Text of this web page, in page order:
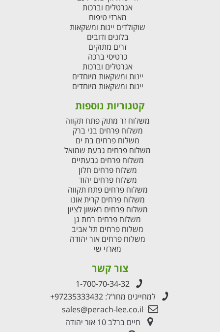
אגרטלים וברכות
מארזי טיפוח
שוקולדים יינות ומשקאות
בלונים ודובים
זרים מתוקים
כרטיסי ברכה
אגרטלים וברכות
יינות ומשקאות מיוחדים
יינות ומשקאות מיוחדים
קטגוריות נוספות
משלוח זר מתוק פתח תקווה
משלוח פרחים בני ברק
משלוח פרחים בת ים
משלוח פרחים גבעת שמואל
משלוח פרחים גבעתיים
משלוח פרחים חלון
משלוח פרחים יהוד
משלוח פרחים פתח תקווה
משלוח פרחים קרית אונו
משלוח פרחים ראשון לציון
משלוח פרחים רמת גן
משלוח פרחים תל אביב
משלוח פרחים אור יהודה
מארזי שי
צור קשר
1-700-70-34-32
למחייגים מחו"ל:+97235333432
sales@perach-lee.co.il
חיים ברלב 10 אור יהודה